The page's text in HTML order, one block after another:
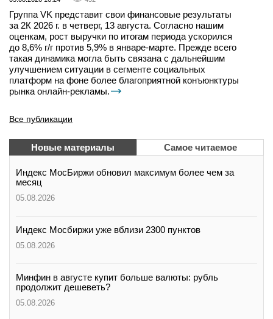
Группа VK представит свои финансовые результаты
за 2К 2026 г. в четверг, 13 августа. Согласно нашим
оценкам, рост выручки по итогам периода ускорился
до 8,6% г/г против 5,9% в январе-марте. Прежде всего
такая динамика могла быть связана с дальнейшим
улучшением ситуации в сегменте социальных
платформ на фоне более благоприятной конъюнктуры
рынка онлайн-рекламы.
Все публикации
Новые материалы Самое читаемое
Индекс МосБиржи обновил максимум более чем за
месяц
05.08.2026
Индекс Мосбиржи уже вблизи 2300 пунктов
05.08.2026
Минфин в августе купит больше валюты: рубль
продолжит дешеветь?
05.08.2026